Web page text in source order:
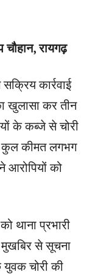
कार्रवाई
खुलासा कर तीन
के कब्जे से चोरी
कुल कीमत लगभग
आरोपियों को
को थाना प्रभारी
मुखबिर से सूचना
युवक चोरी की